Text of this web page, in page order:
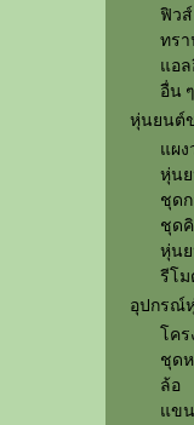
ฟิวส์
ทรา
แอล
อื่น ๆ
หุ่นยนต์
แผ
หุ่น
ชุด
ชุด
หุ่นย
รีโม
อุปกรณ์
โคร
ชุด
ล้อ
แข